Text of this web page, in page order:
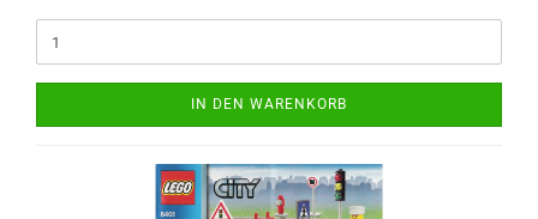
IN DEN WARENKORB